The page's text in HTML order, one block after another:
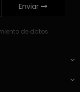
Enviar
de datos